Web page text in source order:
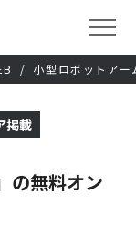
小型ロボットア
掲載
の無料オン